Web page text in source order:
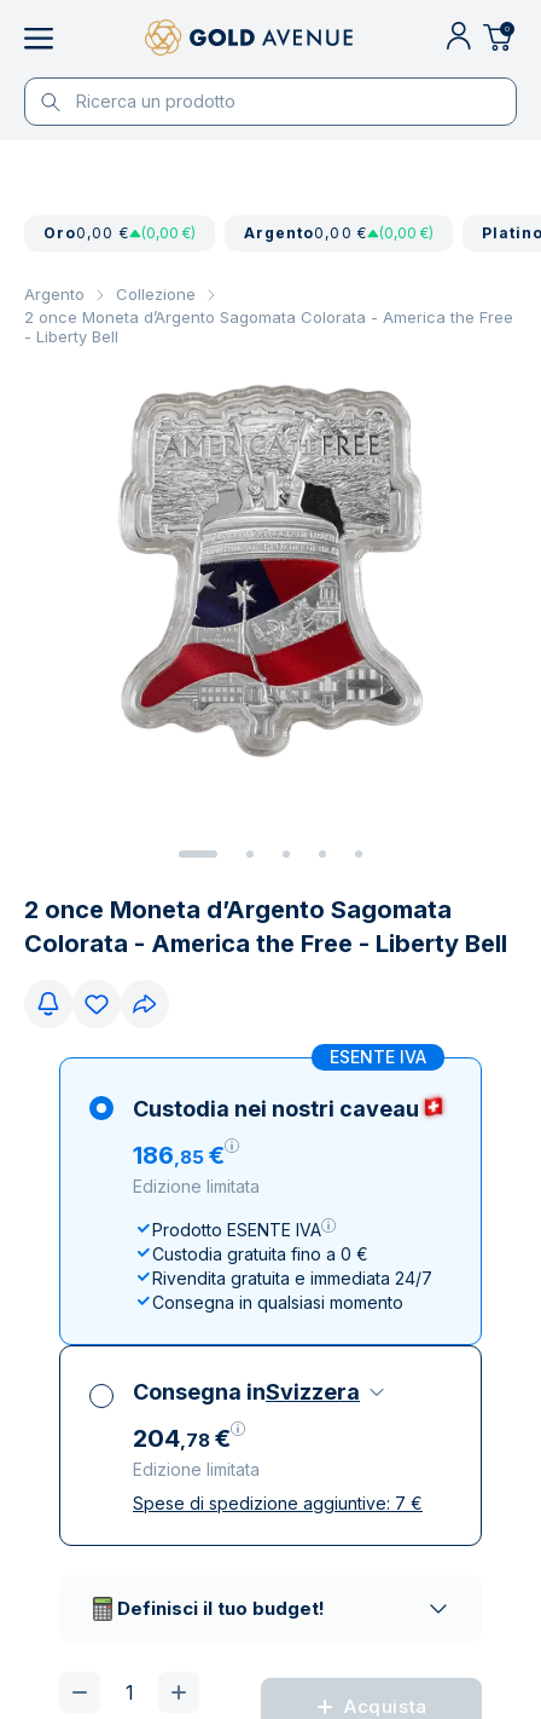
0
Oro0,00 € (0,00 €) Argento0,00 € (0,00 €)
Argento
Collezione
2 once Moneta d’Argento Sagomata Colorata - America the Free
- Liberty Bell
2 once Moneta d’Argento Sagomata
Colorata - America the Free - Liberty Bell
ESENTE IVA
Custodia nei nostri caveau
186,85 €
Edizione limitata
Prodotto ESENTE IVA
Custodia gratuita fino a 0 €
Rivendita gratuita e immediata 24/7
Consegna in qualsiasi momento
Consegna inSvizzera
204,78 €
Edizione limitata
Tutte le tasse incluse
Spese di spedizione aggiuntive: 7 €
Definisci il tuo budget!
Acquista